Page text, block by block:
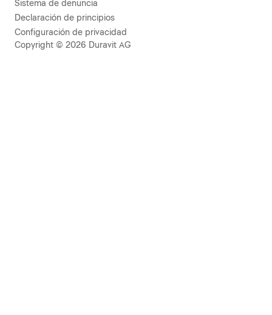
Sistema de denuncia
Declaración de principios
Configuración de privacidad
Copyright © 2026 Duravit AG